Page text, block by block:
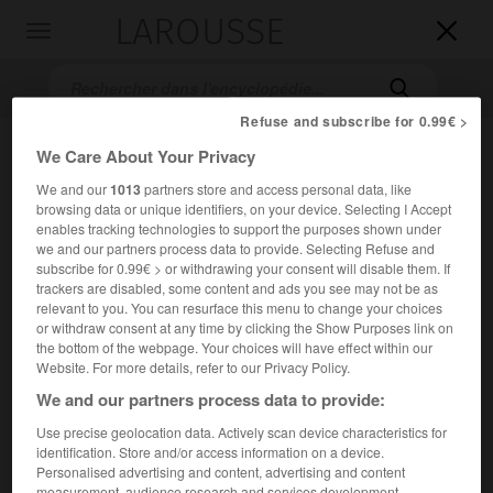


Accueil>Encyclopédie [litterature]> Ulrich Plenzdorf
UlrichPlenzdorf
Cet article est extrait de l'ouvrage Larousse « Dictionnaire
mondial des littératures ».
Écrivain allemand (Berlin 1934 – id. 2007).
Refuse and subscribe for 0.99€ >
We Care About Your Privacy
We and our1013partners store and access personal data, like
browsing data or unique identifiers, on your device. Selecting I Accept
enables tracking technologies to support the purposes shown under
we and our partners process data to provide. Selecting Refuse and
subscribe for 0.99€ > or withdrawing your consent will disable them. If
trackers are disabled, some content and ads you see may not be as
relevant to you. You can resurface this menu to change your choices
or withdraw consent at any time by clicking the Show Purposes link on
the bottom of the webpage. Your choices will have effect within our
Website. For more details, refer to our Privacy Policy.
We and our partners process data to provide:
Use precise geolocation data. Actively scan device characteristics for
identification. Store and/or access information on a device.
Personalised advertising and content, advertising and content